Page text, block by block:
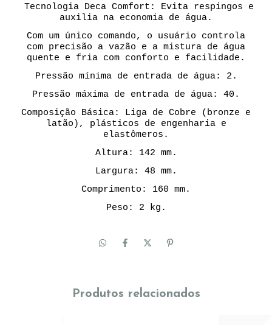
Tecnologia Deca Comfort: Evita respingos e
auxilia na economia de água.
Com um único comando, o usuário controla
com precisão a vazão e a mistura de água
quente e fria com conforto e facilidade.
Pressão mínima de entrada de água: 2.
Pressão máxima de entrada de água: 40.
Composição Básica: Liga de Cobre (bronze e
latão), plásticos de engenharia e
elastômeros.
Altura: 142 mm.
Largura: 48 mm.
Comprimento: 160 mm.
Peso: 2 kg.
Produtos relacionados